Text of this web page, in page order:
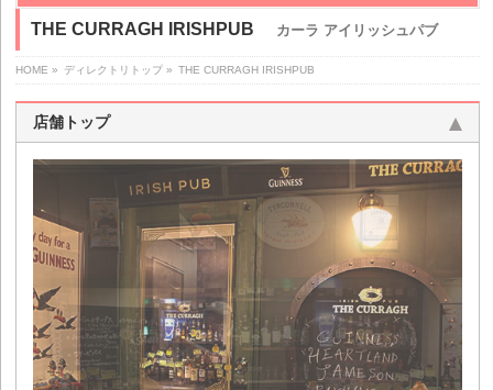
THE CURRAGH IRISHPUB カーラ アイリッシュパブ
HOME » ディレクトリトップ » THE CURRAGH IRISHPUB
店舗トップ